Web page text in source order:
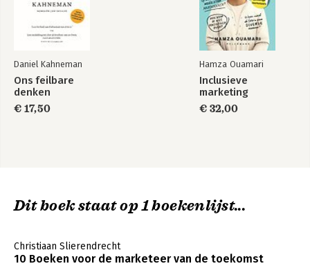
En nu is het aan sales 216
Close the loop 218
Blijf ontwikkelen 219
Dank 220
Daniel Kahneman
Ons feilbare
denken
€ 17,50
Hamza Ouamari
Inclusieve
marketing
€ 32,00
Dit boek staat op 1 boekenlijst...
Christiaan Slierendrecht
10 Boeken voor de marketeer van de toekomst